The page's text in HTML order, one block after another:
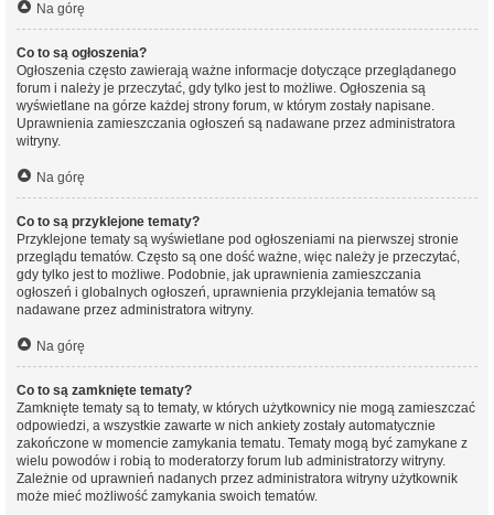
Na górę
Co to są ogłoszenia?
Ogłoszenia często zawierają ważne informacje dotyczące przeglądanego
forum i należy je przeczytać, gdy tylko jest to możliwe. Ogłoszenia są
wyświetlane na górze każdej strony forum, w którym zostały napisane.
Uprawnienia zamieszczania ogłoszeń są nadawane przez administratora
witryny.
Na górę
Co to są przyklejone tematy?
Przyklejone tematy są wyświetlane pod ogłoszeniami na pierwszej stronie
przeglądu tematów. Często są one dość ważne, więc należy je przeczytać,
gdy tylko jest to możliwe. Podobnie, jak uprawnienia zamieszczania
ogłoszeń i globalnych ogłoszeń, uprawnienia przyklejania tematów są
nadawane przez administratora witryny.
Na górę
Co to są zamknięte tematy?
Zamknięte tematy są to tematy, w których użytkownicy nie mogą zamieszczać
odpowiedzi, a wszystkie zawarte w nich ankiety zostały automatycznie
zakończone w momencie zamykania tematu. Tematy mogą być zamykane z
wielu powodów i robią to moderatorzy forum lub administratorzy witryny.
Zależnie od uprawnień nadanych przez administratora witryny użytkownik
może mieć możliwość zamykania swoich tematów.